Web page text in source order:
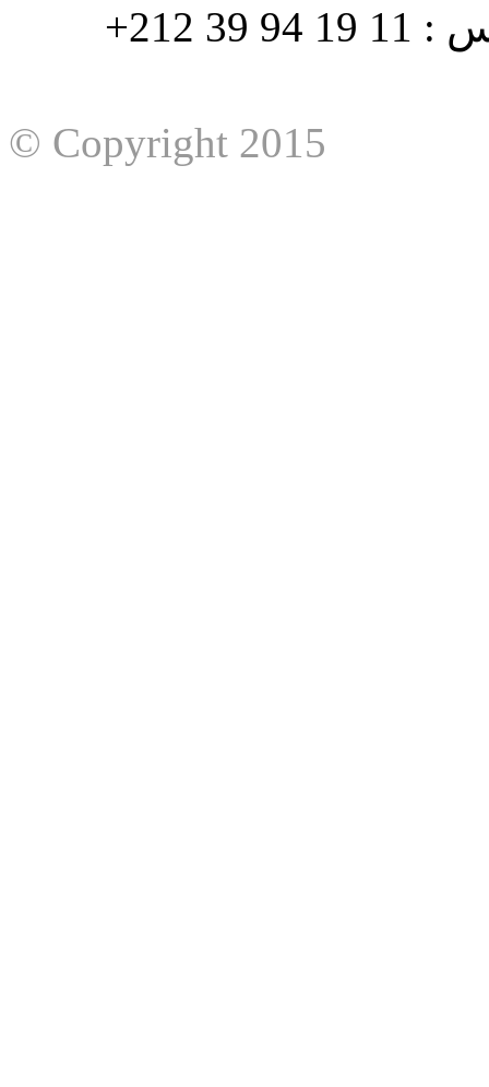
هاتف : 90/88 32 94 39 212+ فاكس : 11 19 94 39 212+
© Copyright 2015